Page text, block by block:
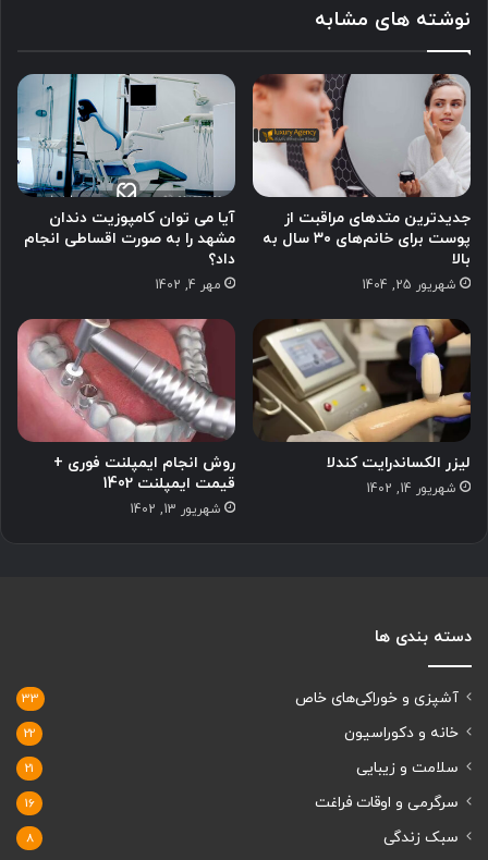
نوشته های مشابه
جدیدترین متدهای مراقبت از
پوست برای خانم‌های ۳۰ سال به
بالا
شهریور 25, 1404
آیا می توان کامپوزیت دندان
مشهد را به صورت اقساطی انجام
داد؟
مهر 4, 1402
لیزر الکساندرایت کندلا
شهریور 14, 1402
روش انجام ایمپلنت فوری +
قیمت ایمپلنت 1402
شهریور 13, 1402
دسته بندی ها
آشپزی و خوراکی‌های خاص 33
خانه و دکوراسیون 22
سلامت و زیبایی 21
سرگرمی و اوقات فراغت 16
سبک زندگی 8